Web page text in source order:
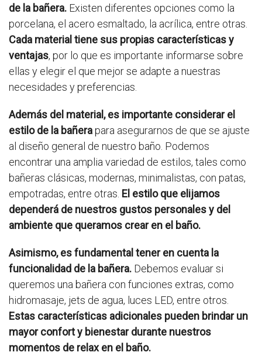
de la bañera. Existen diferentes opciones como la
porcelana, el acero esmaltado, la acrílica, entre otras.
Cada material tiene sus propias características y
ventajas, por lo que es importante informarse sobre
ellas y elegir el que mejor se adapte a nuestras
necesidades y preferencias.
Además del material, es importante considerar el
estilo de la bañerapara asegurarnos de que se ajuste
al diseño general de nuestro baño. Podemos
encontrar una amplia variedad de estilos, tales como
bañeras clásicas, modernas, minimalistas, con patas,
empotradas, entre otras. El estilo que elijamos
dependerá de nuestros gustos personales y del
ambiente que queramos crear en el baño.
Asimismo, es fundamental tener en cuenta la
funcionalidad de la bañera. Debemos evaluar si
queremos una bañera con funciones extras, como
hidromasaje, jets de agua, luces LED, entre otros.
Estas características adicionales pueden brindar un
mayor confort y bienestar durante nuestros
momentos de relax en el baño.